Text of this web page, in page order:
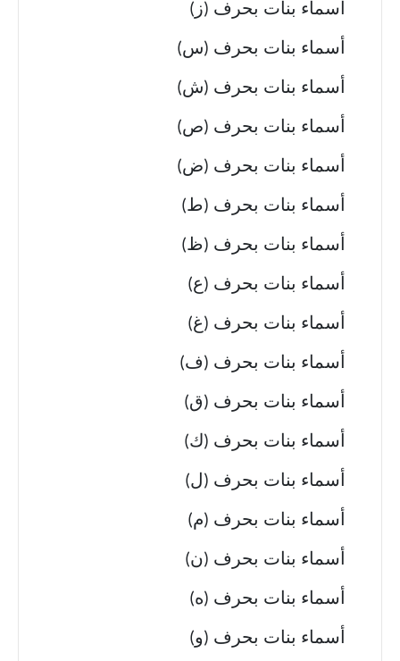
أسماء بنات بحرف (ز)
أسماء بنات بحرف (س)
أسماء بنات بحرف (ش)
أسماء بنات بحرف (ص)
أسماء بنات بحرف (ض)
أسماء بنات بحرف (ط)
أسماء بنات بحرف (ظ)
أسماء بنات بحرف (ع)
أسماء بنات بحرف (غ)
أسماء بنات بحرف (ف)
أسماء بنات بحرف (ق)
أسماء بنات بحرف (ك)
أسماء بنات بحرف (ل)
أسماء بنات بحرف (م)
أسماء بنات بحرف (ن)
أسماء بنات بحرف (ه)
أسماء بنات بحرف (و)